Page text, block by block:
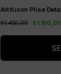
₺1.100,00
₺1.450,00